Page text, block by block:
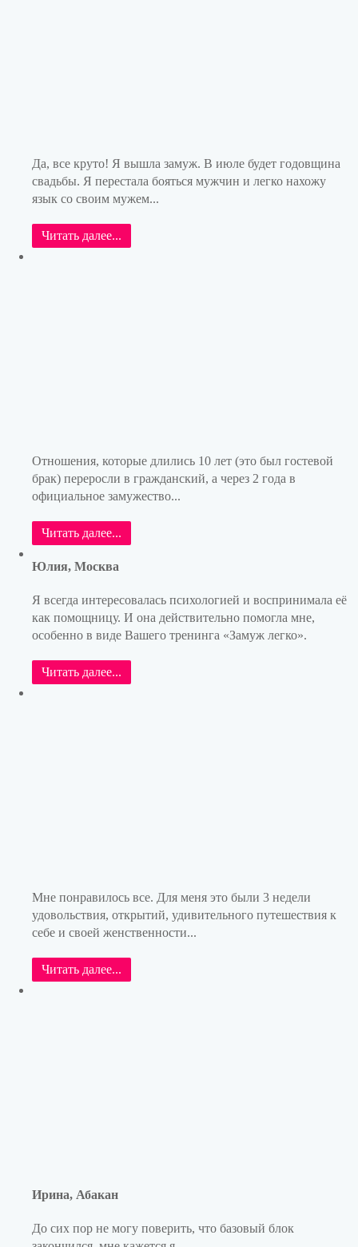
Да, все круто! Я вышла замуж. В июле будет годовщина
свадьбы. Я перестала бояться мужчин и легко нахожу
язык со своим мужем...
Читать далее...
Отношения, которые длились 10 лет (это был гостевой
брак) переросли в гражданский, а через 2 года в
официальное замужество...
Читать далее...
Юлия, Москва
Я всегда интересовалась психологией и воспринимала её
как помощницу. И она действительно помогла мне,
особенно в виде Вашего тренинга «Замуж легко».
Читать далее...
Мне понравилось все. Для меня это были 3 недели
удовольствия, открытий, удивительного путешествия к
себе и своей женственности...
Читать далее...
Ирина, Абакан
До сих пор не могу поверить, что базовый блок